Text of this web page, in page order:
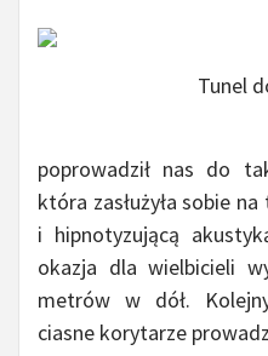
Tunel
poprowadził nas do
która zasłużyła sobie
i hipnotyzującą
okazja dla wielbicieli
metrów w dół.
ciasne korytarze